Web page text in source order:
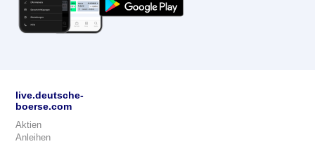
live.deutsche-
boerse.com
Aktien
Anleihen